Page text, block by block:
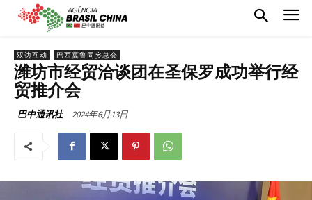
双边互动 巴西冀鲁同乡总会
潍坊市经贸洽谈团在圣保罗成功举行经
贸推介会
巴中通讯社 2024年6月13日